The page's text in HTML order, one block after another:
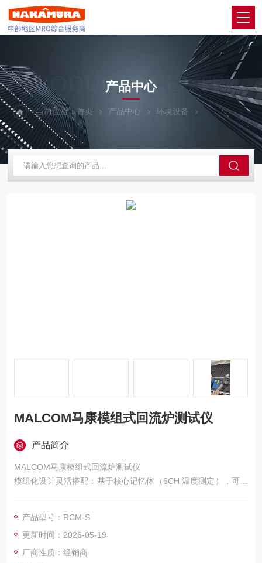
PRODUCTS CENTER
产品中心
当前位置：首页 产品中心 环境设备 MALCOM马康
MALCOM马康模组式回流炉测试仪
产品简介
MALCOM马康模组式回流炉测试仪
模组化设计灵活搭配：基于核心记忆体（6CH 温度测定），可自
由追加其他测定功能模组，如 12ch 温度测定模组 RCX-T、
组 RCX-W 等，能根据回流焊工艺管理的不同需求进行组合。
产品型号：RCM-S
更新时间：2026-05-19
厂商性质：经销商